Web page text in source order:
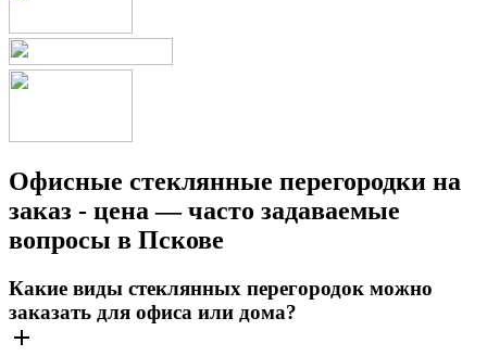
Офисные стеклянные перегородки на
заказ - цена — часто задаваемые
вопросы в Пскове
Какие виды стеклянных перегородок можно
заказать для офиса или дома?